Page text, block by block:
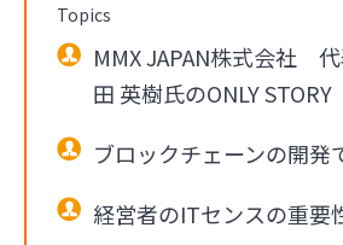
Topics
MMX JAPAN株式会社
田 英樹氏のONLY STORY
ブロックチェーンの開発
経営者のITセンスの重要